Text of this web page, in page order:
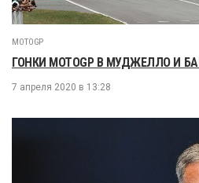
MOTOGP
ГОНКИ MOTOGP В МУДЖЕЛЛО И
7 апреля 2020 в 13:28